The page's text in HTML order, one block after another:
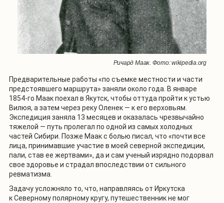
Ричард Маак. Фото: wikipedia.org
Предварительные работы «по съемке местности и части
предстоявшего маршрута» заняли около года. В январе
1854-го Маак поехал в Якутск, чтобы оттуда пройти к устью
Вилюя, а затем через реку Оленек — к его верховьям.
Экспедиция заняла 13 месяцев и оказалась чрезвычайно
тяжелой — путь пролегал по одной из самых холодных
частей Сибири. Позже Маак с болью писал, что «почти все
лица, принимавшие участие в моей северной экспедиции,
пали, став ее жертвами», да и сам ученый изрядно подорвал
свое здоровье и страдал впоследствии от сильного
ревматизма.
Задачу усложняло то, что, направляясь от Иркутска
к Северному полярному кругу, путешественник не мог